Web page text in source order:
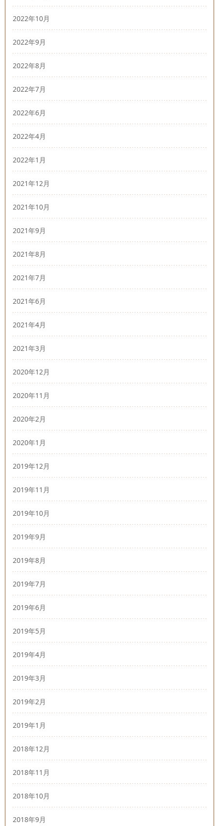
2022年10月
2022年9月
2022年8月
2022年7月
2022年6月
2022年4月
2022年1月
2021年12月
2021年10月
2021年9月
2021年8月
2021年7月
2021年6月
2021年4月
2021年3月
2020年12月
2020年11月
2020年2月
2020年1月
2019年12月
2019年11月
2019年10月
2019年9月
2019年8月
2019年7月
2019年6月
2019年5月
2019年4月
2019年3月
2019年2月
2019年1月
2018年12月
2018年11月
2018年10月
2018年9月